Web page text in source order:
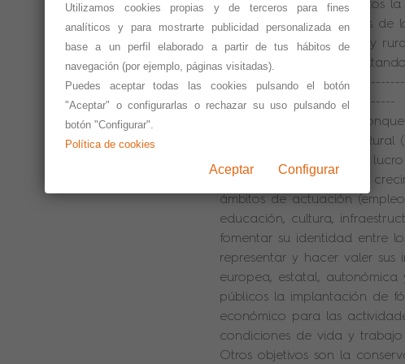
facilita a los Ayuntamientos
servicios básicos, además de
entre las zonas urbanas y
en entornos rurales y
------------------------------------
Sobre CEDER Alcarria
El Grupo de Desarrollo Rural
asociación sin ánimo de
contribuir al desarrollo y
ámbitos de actuación
educación, cultura,
fomentar su identidad entre
representar y hacer valer sus
europea, estatal,
públicos la implantación de
económico para las
condiciones de vida y
Otros objetivos son la
Utilizamos cookies propias y de terceros para fines
analíticos y para mostrarte publicidad personalizada en
base a un perfil elaborado a partir de tus hábitos de
navegación (por ejemplo, páginas visitadas).
Puedes aceptar todas las cookies pulsando el botón
"Aceptar" o configurarlas o rechazar su uso pulsando el
botón "Configurar".
Política de cookies
Aceptar Configurar